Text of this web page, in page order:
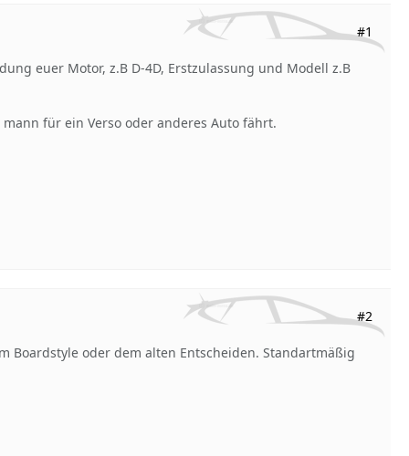
#1
euer Motor, z.B D-4D, Erstzulassung und Modell z.B
für ein Verso oder anderes Auto fährt.
#2
Boardstyle oder dem alten Entscheiden. Standartmäßig